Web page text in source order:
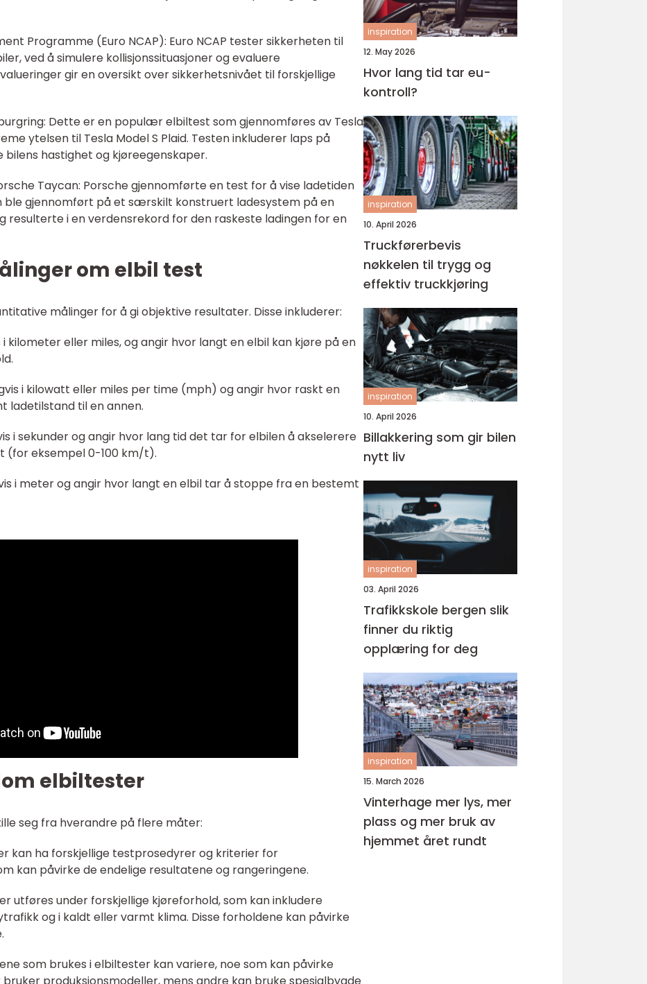
Programme (Euro NCAP): Euro NCAP tester sikkerheten til
ved å simulere kollisjonssituasjoner og evaluere
gir en oversikt over sikkerhetsnivået til forskjellige
Dette er en populær elbiltest som gjennomføres av Tesla
ytelsen til Tesla Model S Plaid. Testen inkluderer laps på
hastighet og kjøreegenskaper.
Taycan: Porsche gjennomførte en test for å vise ladetiden
ble gjennomført på et særskilt konstruert ladesystem på en
resulterte i en verdensrekord for den raskeste ladingen for en
om elbil test
målinger for å gi objektive resultater. Disse inkluderer:
i kilometer eller miles, og angir hvor langt en elbil kan kjøre på en
i kilowatt eller miles per time (mph) og angir hvor raskt en
ladetilstand til en annen.
i sekunder og angir hvor lang tid det tar for elbilen å akselerere
(for eksempel 0-100 km/t).
i meter og angir hvor langt en elbil tar å stoppe fra en bestemt
elbiltester
seg fra hverandre på flere måter:
kan ha forskjellige testprosedyrer og kriterier for
kan påvirke de endelige resultatene og rangeringene.
utføres under forskjellige kjøreforhold, som kan inkludere
og i kaldt eller varmt klima. Disse forholdene kan påvirke
som brukes i elbiltester kan variere, noe som kan påvirke
inspiration
12. May 2026
Hvor lang tid tar eu-
kontroll?
inspiration
10. April 2026
Truckførerbevis
nøkkelen til trygg og
effektiv truckkjøring
inspiration
10. April 2026
Billakkering som gir bilen
nytt liv
inspiration
03. April 2026
Trafikkskole bergen slik
finner du riktig
opplæring for deg
inspiration
15. March 2026
Vinterhage mer lys, mer
plass og mer bruk av
hjemmet året rundt